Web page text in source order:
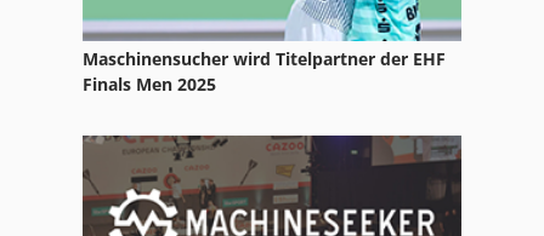
Maschinensucher wird Titelpartner der EHF
Finals Men 2025